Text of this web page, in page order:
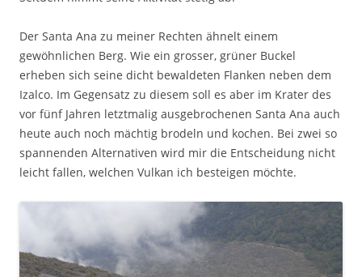
Der Santa Ana zu meiner Rechten ähnelt einem
gewöhnlichen Berg. Wie ein grosser, grüner Buckel
erheben sich seine dicht bewaldeten Flanken neben dem
Izalco. Im Gegensatz zu diesem soll es aber im Krater des
vor fünf Jahren letztmalig ausgebrochenen Santa Ana auch
heute auch noch mächtig brodeln und kochen. Bei zwei so
spannenden Alternativen wird mir die Entscheidung nicht
leicht fallen, welchen Vulkan ich besteigen möchte.